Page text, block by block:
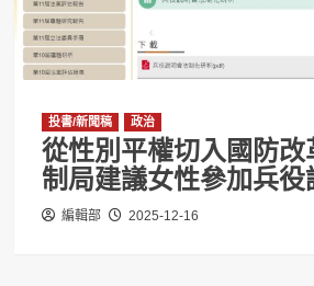
投書/新聞稿 政治
從性別平權切入國防改
制局建議女性參加兵役
編輯部 2025-12-16